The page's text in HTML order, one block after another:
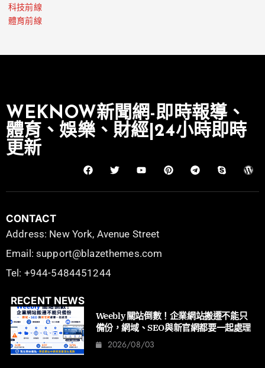
科技前線
體育前線
WEKNOW新聞網-即時報導、
體育、娛樂、財經|24小時即時
更新
CONTACT
Address: New York, Avenue Street
Email: support@blazethemes.com
Tel: +944-5484451244
RECENT NEWS
Weebly 關站倒數！企業網站搬遷不能只
備份，網域、SEO與新官網都要一起處理
2026/08/03